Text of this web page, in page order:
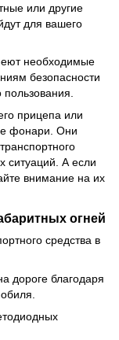
или другие
для вашего
необходимые
безопасности
прицепа или
фонари. Они
ситуаций. А если
внимание на их
огней
средства в
дороге благодаря